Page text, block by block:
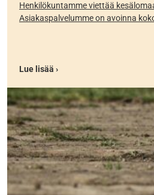
Henkilökuntamme viettää
Asiakaspalvelumme on avoinna
Lue lisää ›